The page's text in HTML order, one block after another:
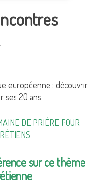
européenne : découvrir
ses 20 ans
DE PRIÈRE POUR
sur ce thème